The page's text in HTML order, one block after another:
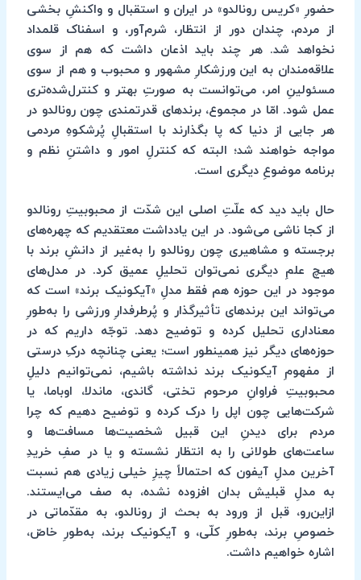
حضورِ «کریس رونالدو» در ایران و استقبال و واکنشِ بخشی
از مردم، چندان دور از انتظار، شرم‌آور، و اسفناک قلمداد
نخواهد شد. هر چند باید اذعان داشت که هم از سوی
علاقه‌مندان به این ورزشکارِ مشهور و محبوب و هم از سوی
مسئولینِ امر، می‌توانست به صورتِ بهتر و کنترل‌شده‌تری
عمل شود. امّا در مجموع، برندهای قدرتمندی چون رونالدو در
هر جایی از دنیا که پا بگذارند با استقبالِ پُرشکوهِ مردمی
مواجه خواهند شد؛ البته که کنترلِ امور و داشتنِ نظم و
برنامه موضوعِ دیگری است.
حال باید دید که علّتِ اصلی این شدّت از محبوبیتِ رونالدو
از کجا ناشی می‌شود. در این یادداشت معتقدیم که چهره‌های
برجسته و مشاهیری چون رونالدو را به‌غیر از دانشِ برند با
هیچ علمِ دیگری نمی‌توان تحلیلِ عمیق کرد. در مدل‌های
موجود در این حوزه هم فقط مدلِ «آیکونیک برند» است که
می‌تواند این برندهای تأثیرگذار و پُرطرفدارِ ورزشی را به‌طورِ
معناداری تحلیل کرده و توضیح دهد. توجّه داریم که در
حوزه‌های دیگر نیز همینطور است؛ یعنی چنانچه درکِ درستی
از مفهومِ آیکونیک برند نداشته باشیم، نمی‌توانیم دلیلِ
محبوبیتِ فراوانِ مرحوم تختی، گاندی، ماندلا، اوباما، یا
شرکت‌هایی چون اپل را درک کرده و توضیح دهیم که چرا
مردم برای دیدنِ این قبیل شخصیت‌ها مسافت‌ها و
ساعت‌های طولانی را به انتظار نشسته و یا در صفِ خریدِ
آخرین مدلِ آیفون که احتمالاً چیزِ خیلی زیادی هم نسبت
به مدلِ قبلیش بدان افزوده نشده، به صف می‌ایستند.
ازاین‌رو، قبل از ورود به بحث از رونالدو، به مقدّماتی در
خصوصِ برند، به‌طورِ کلّی، و آیکونیک برند، به‌طورِ خاصّ،
اشاره خواهیم داشت.